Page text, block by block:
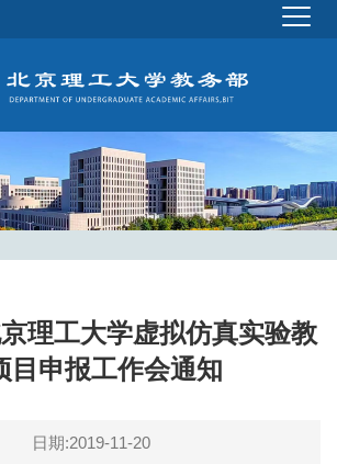
理工大学虚拟仿真实验教
目申报工作会通知
日期:2019-11-20